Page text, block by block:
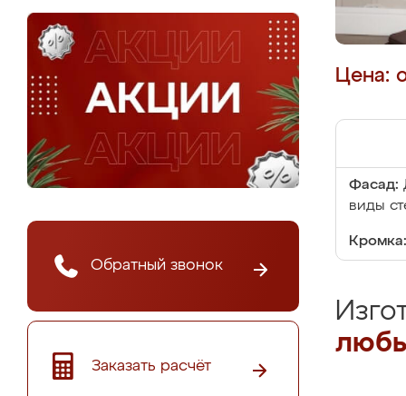
Обратный звонок
Заказать расчёт
Цена:
Фасад:
виды
Кромка: